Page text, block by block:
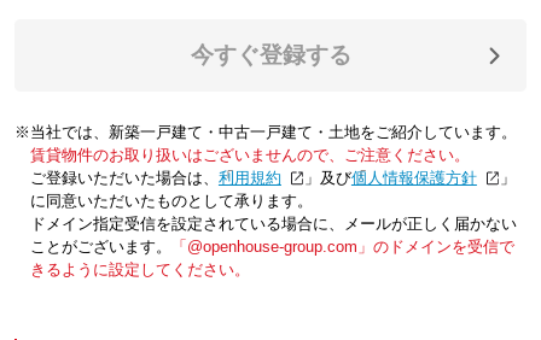
今すぐ登録する
※当社では、新築一戸建て・中古一戸建て・土地をご紹介しています。
賃貸物件のお取り扱いはございませんので、ご注意ください。
ご登録いただいた場合は、「利用規約 」及び「個人情報保護方針
」
に同意いただいたものとして承ります。
ドメイン指定受信を設定されている場合に、メールが正しく届かない
ことがございます。
「@openhouse-group.com」のドメインを受信で
きるように設定してください。